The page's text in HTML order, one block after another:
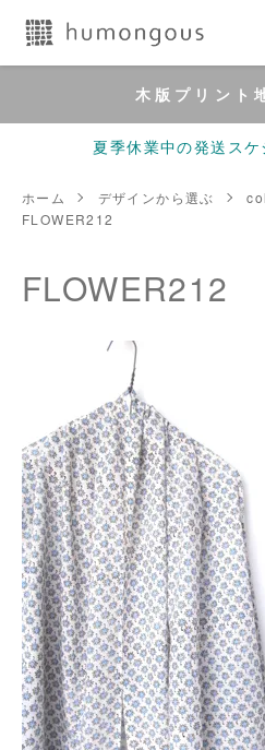
木版プリント
夏季休業中の発送ス
ホーム デザインから選ぶ
FLOWER212
FLOWER212